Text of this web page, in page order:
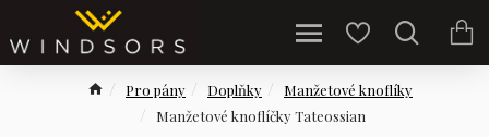
Pro pány Doplňky
Manžetové knoflíky
Manžetové knoflíčky Tateossian